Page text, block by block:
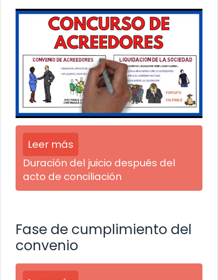
Leer más
Duración del juicio después del
acto de conciliación
Fase de cumplimiento del
convenio